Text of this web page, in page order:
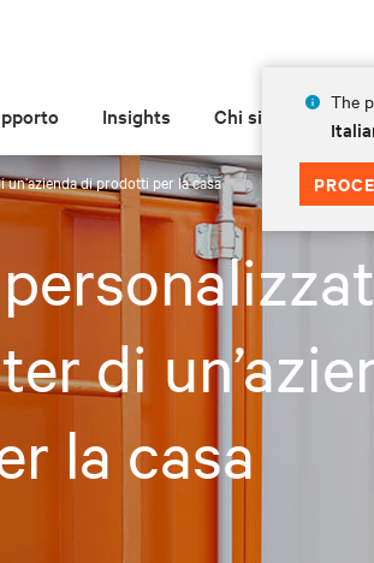
The
Insights Chi siamo
di prodotti per la casa
di
la casa